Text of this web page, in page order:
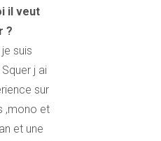
il veut
?
suis
j ai
sur
,mono et
et une